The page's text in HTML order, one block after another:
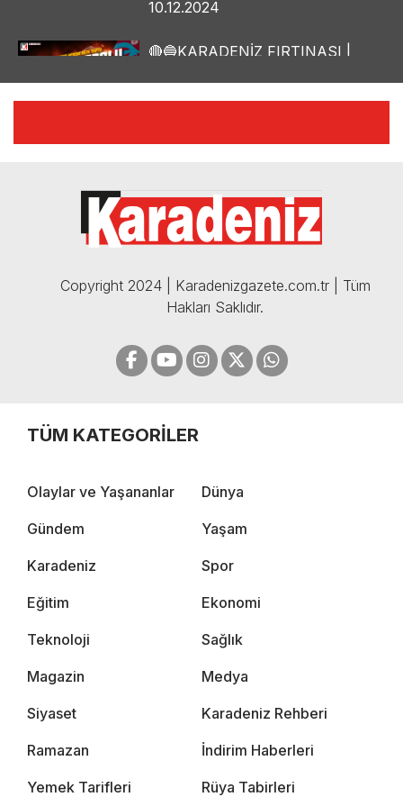
10.12.2024
🔴🔵KARADENİZ FIRTINASI |
🔴🔵KARADENİZ FIRTINASI |
05.12.2024
Copyright 2024 | Karadenizgazete.com.tr | Tüm
Hakları Saklıdır.
TÜM KATEGORİLER
Olaylar ve Yaşananlar Dünya
Gündem Yaşam
Karadeniz Spor
Eğitim Ekonomi
Teknoloji Sağlık
Magazin Medya
Siyaset Karadeniz Rehberi
Ramazan İndirim Haberleri
Yemek Tarifleri Rüya Tabirleri